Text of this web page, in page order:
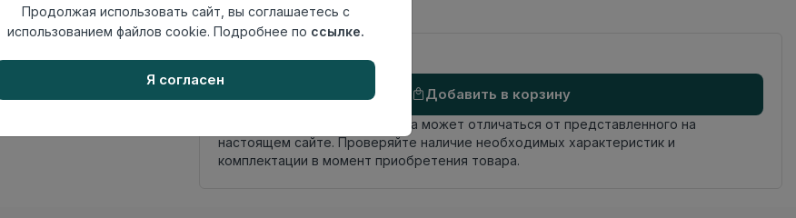
происхождения
Беларусь
Осталось111 упак
Добавить в корзину
Внимание! Внешний вид товара может отличаться от представленного на
настоящем сайте. Проверяйте наличие необходимых характеристик и
комплектации в момент приобретения товара.
Продолжая использовать сайт, вы соглашаетесь с
использованием файлов cookie. Подробнее по ссылке.
Я согласен